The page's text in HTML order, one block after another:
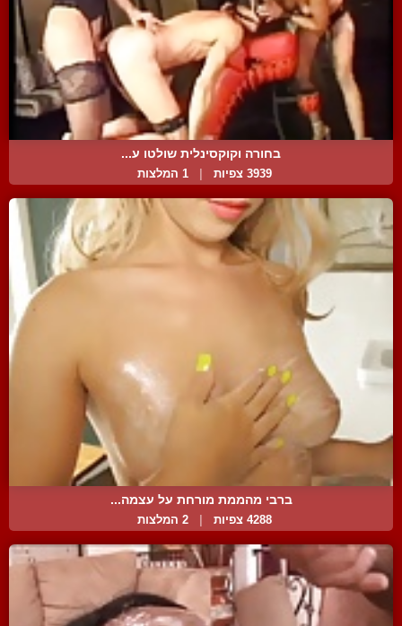
בחורה וקוקסינלית שולטו ע...
3939 צפיות 1 המלצות
ברבי מהממת מורחת על עצמה...
4288 צפיות 2 המלצות